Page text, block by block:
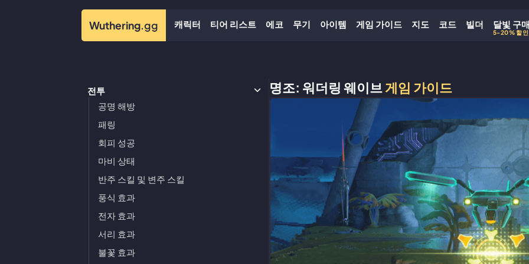
Wuthering.gg 캐릭터 티어 리스트 에코 무기 아이템 게임 가이드 지도 코드 빌더 달빛 구
5-20% 할인
전투
공명 해방
패링
회피 성공
마비 상태
반주 스킬 및 변주 스킬
풍식 효과
전자 효과
서리 효과
불꽃 효과
명조: 워더링 웨이브게임 가이드